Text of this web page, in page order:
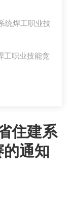
统焊工职业技
工职业技能竞
住建系
通知